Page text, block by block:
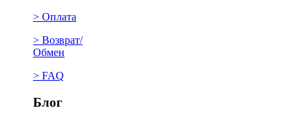
> Оплата
> Возврат/
Обмен
> FAQ
Блог